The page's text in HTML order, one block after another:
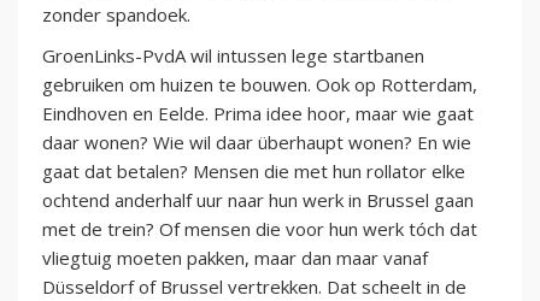
zonder spandoek.
GroenLinks-PvdA wil intussen lege startbanen
gebruiken om huizen te bouwen. Ook op Rotterdam,
Eindhoven en Eelde. Prima idee hoor, maar wie gaat
daar wonen? Wie wil daar überhaupt wonen? En wie
gaat dat betalen? Mensen die met hun rollator elke
ochtend anderhalf uur naar hun werk in Brussel gaan
met de trein? Of mensen die voor hun werk tóch dat
vliegtuig moeten pakken, maar dan maar vanaf
Düsseldorf of Brussel vertrekken. Dat scheelt in de